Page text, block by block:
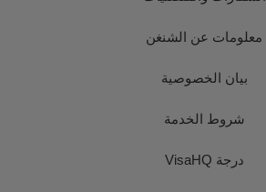
معلومات عن الشنغن
بيان الخصوصية
شروط الخدمة
درجة VisaHQ